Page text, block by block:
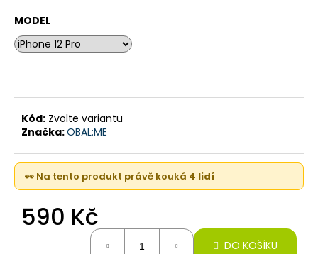
MODEL
Kód: Zvolte variantu
Značka:OBAL:ME
👀 Na tento produkt právě kouká 4 lidí
590 Kč
DO KOŠÍKU
o
u
č
u
m